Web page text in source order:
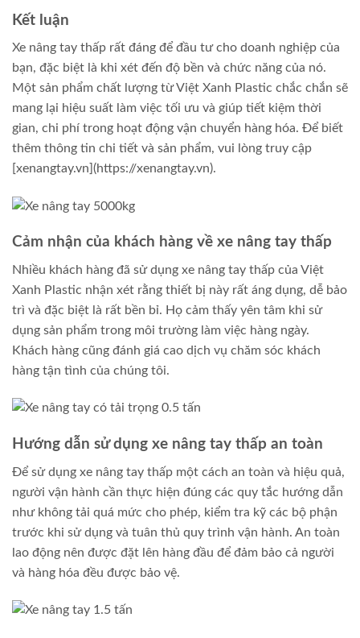
Kết luận
Xe nâng tay thấp rất đáng để đầu tư cho doanh nghiệp của
bạn, đặc biệt là khi xét đến độ bền và chức năng của nó.
Một sản phẩm chất lượng từ Việt Xanh Plastic chắc chắn sẽ
mang lại hiệu suất làm việc tối ưu và giúp tiết kiệm thời
gian, chi phí trong hoạt động vận chuyển hàng hóa. Để biết
thêm thông tin chi tiết và sản phẩm, vui lòng truy cập
[xenangtay.vn](https://xenangtay.vn).
Cảm nhận của khách hàng về xe nâng tay thấp
Nhiều khách hàng đã sử dụng xe nâng tay thấp của Việt
Xanh Plastic nhận xét rằng thiết bị này rất áng dụng, dễ bảo
trì và đặc biệt là rất bền bỉ. Họ cảm thấy yên tâm khi sử
dụng sản phẩm trong môi trường làm việc hàng ngày.
Khách hàng cũng đánh giá cao dịch vụ chăm sóc khách
hàng tận tình của chúng tôi.
Hướng dẫn sử dụng xe nâng tay thấp an toàn
Để sử dụng xe nâng tay thấp một cách an toàn và hiệu quả,
người vận hành cần thực hiện đúng các quy tắc hướng dẫn
như không tải quá mức cho phép, kiểm tra kỹ các bộ phận
trước khi sử dụng và tuân thủ quy trình vận hành. An toàn
lao động nên được đặt lên hàng đầu để đảm bảo cả người
và hàng hóa đều được bảo vệ.